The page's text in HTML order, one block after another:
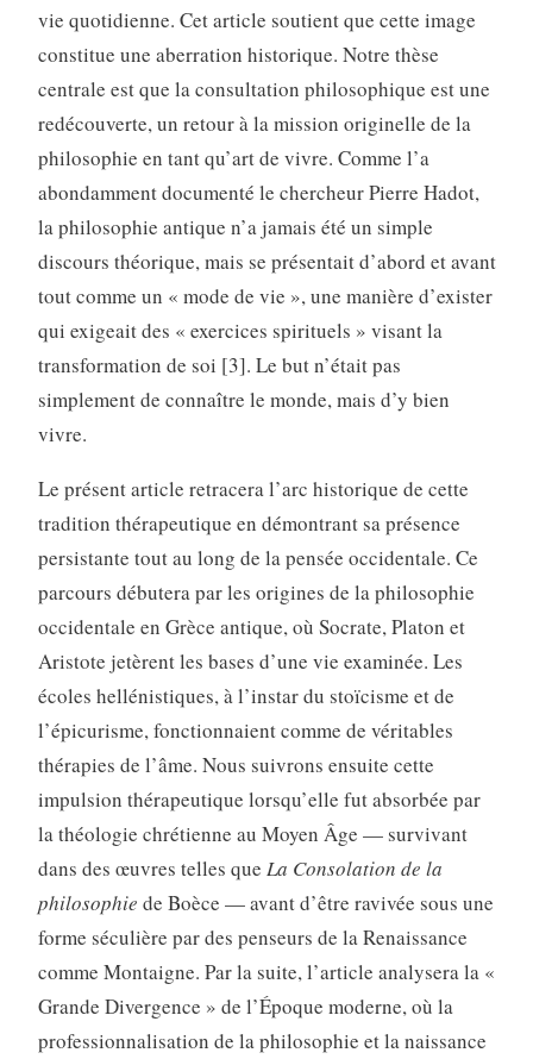
vie quotidienne. Cet article soutient que cette image
constitue une aberration historique. Notre thèse
centrale est que la consultation philosophique est une
redécouverte, un retour à la mission originelle de la
philosophie en tant qu’art de vivre. Comme l’a
abondamment documenté le chercheur Pierre Hadot,
la philosophie antique n’a jamais été un simple
discours théorique, mais se présentait d’abord et avant
tout comme un « mode de vie », une manière d’exister
qui exigeait des « exercices spirituels » visant la
transformation de soi [3]. Le but n’était pas
simplement de connaître le monde, mais d’y bien
vivre.
Le présent article retracera l’arc historique de cette
tradition thérapeutique en démontrant sa présence
persistante tout au long de la pensée occidentale. Ce
parcours débutera par les origines de la philosophie
occidentale en Grèce antique, où Socrate, Platon et
Aristote jetèrent les bases d’une vie examinée. Les
écoles hellénistiques, à l’instar du stoïcisme et de
l’épicurisme, fonctionnaient comme de véritables
thérapies de l’âme. Nous suivrons ensuite cette
impulsion thérapeutique lorsqu’elle fut absorbée par
la théologie chrétienne au Moyen Âge — survivant
dans des œuvres telles que La Consolation de la
philosophie de Boèce — avant d’être ravivée sous une
forme séculière par des penseurs de la Renaissance
comme Montaigne. Par la suite, l’article analysera la «
Grande Divergence » de l’Époque moderne, où la
professionnalisation de la philosophie et la naissance